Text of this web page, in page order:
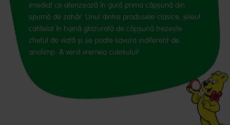
imediat ce aterizează în gură prima căpșună din
spumă de zahăr. Unul dintre produsele clasice, jeleul
catifelat în haină glazurată de căpșună trezește
cheful de viață și se poate savura indiferent de
anotimp. A venit vremea culesului!